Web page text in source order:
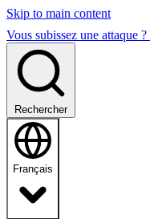
Skip to main content
Vous subissez une attaque ?
Rechercher
Français